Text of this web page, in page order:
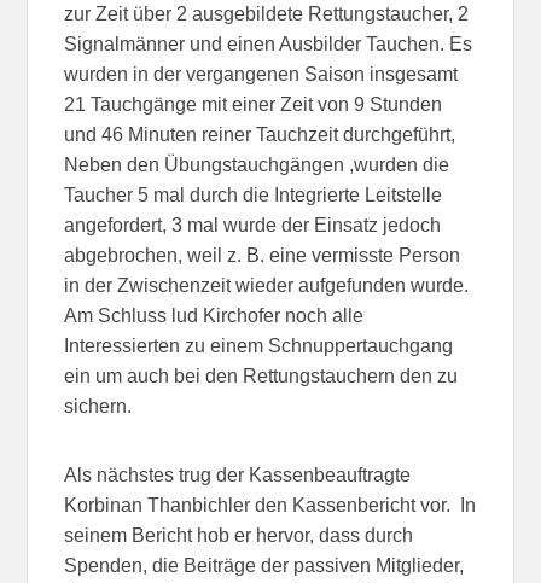
zur Zeit über 2 ausgebildete Rettungstaucher, 2
Signalmänner und einen Ausbilder Tauchen. Es
wurden in der vergangenen Saison insgesamt
21 Tauchgänge mit einer Zeit von 9 Stunden
und 46 Minuten reiner Tauchzeit durchgeführt,
Neben den Übungstauchgängen ,wurden die
Taucher 5 mal durch die Integrierte Leitstelle
angefordert, 3 mal wurde der Einsatz jedoch
abgebrochen, weil z. B. eine vermisste Person
in der Zwischenzeit wieder aufgefunden wurde.
Am Schluss lud Kirchofer noch alle
Interessierten zu einem Schnuppertauchgang
ein um auch bei den Rettungstauchern den zu
sichern.
Als nächstes trug der Kassenbeauftragte
Korbinan Thanbichler den Kassenbericht vor. In
seinem Bericht hob er hervor, dass durch
Spenden, die Beiträge der passiven Mitglieder,